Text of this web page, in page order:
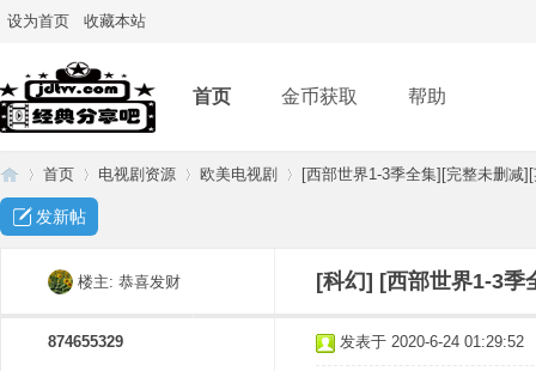
设为首页 收藏本站
首页 金币获取 帮助
首页
›
电视剧资源
›
欧美电视剧 [西部世界1-3季全集][完整未删减
发新帖
楼主: 恭喜发财 [科幻] [西部世界1-3
874655329 发表于 2020-6-24 01:29:52